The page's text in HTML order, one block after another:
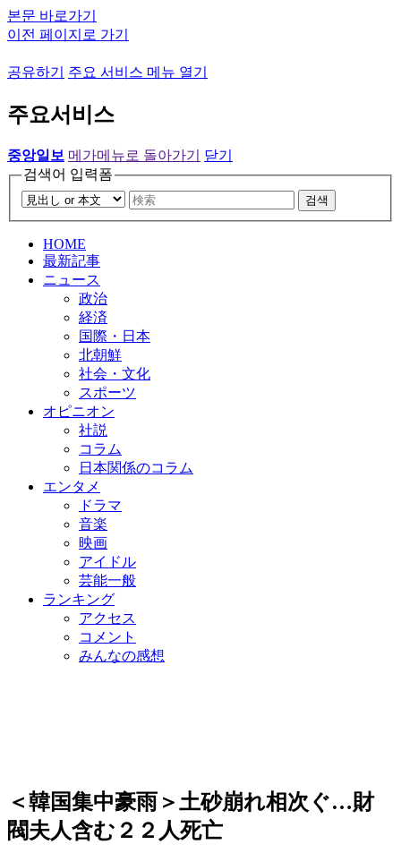
본문 바로가기
이전 페이지로 가기
공유하기 주요 서비스 메뉴 열기
주요서비스
중앙일보 메가메뉴로 돌아가기
닫기
검색어 입력폼
검색
HOME
最新記事
ニュース
政治
経済
国際・日本
北朝鮮
社会・文化
スポーツ
オピニオン
社説
コラム
日本関係のコラム
エンタメ
ドラマ
音楽
映画
アイドル
芸能一般
ランキング
アクセス
コメント
みんなの感想
＜韓国集中豪雨＞土砂崩れ相次ぐ…財
閥夫人含む２２人死亡